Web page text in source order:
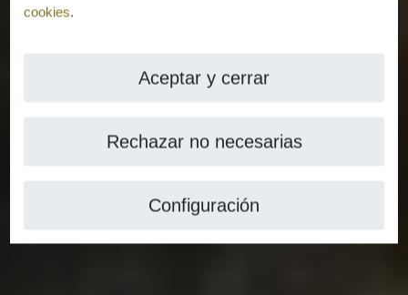
cookies.
Aceptar y cerrar
Rechazar no necesarias
Configuración